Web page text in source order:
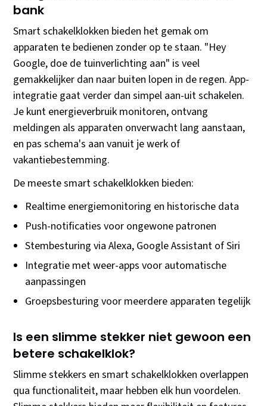
bank
Smart schakelklokken bieden het gemak om
apparaten te bedienen zonder op te staan. "Hey
Google, doe de tuinverlichting aan" is veel
gemakkelijker dan naar buiten lopen in de regen. App-
integratie gaat verder dan simpel aan-uit schakelen.
Je kunt energieverbruik monitoren, ontvang
meldingen als apparaten onverwacht lang aanstaan,
en pas schema's aan vanuit je werk of
vakantiebestemming.
De meeste smart schakelklokken bieden:
Realtime energiemonitoring en historische data
Push-notificaties voor ongewone patronen
Stembesturing via Alexa, Google Assistant of Siri
Integratie met weer-apps voor automatische
aanpassingen
Groepsbesturing voor meerdere apparaten tegelijk
Is een slimme stekker niet gewoon een
betere schakelklok?
Slimme stekkers en smart schakelklokken overlappen
qua functionaliteit, maar hebben elk hun voordelen.